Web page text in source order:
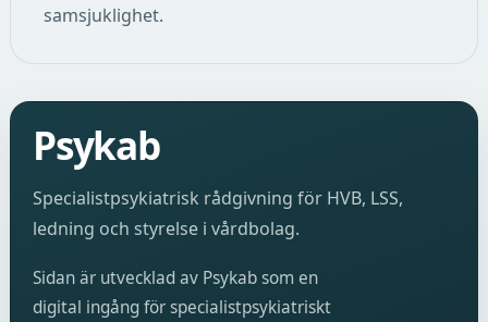
samsjuklighet.
Psykab
Specialistpsykiatrisk rådgivning för HVB, LSS,
ledning och styrelse i vårdbolag.
Sidan är utvecklad av Psykab som en
digital ingång för specialistpsykiatriskt